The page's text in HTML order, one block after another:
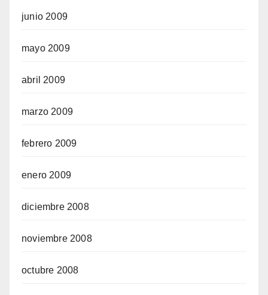
junio 2009
mayo 2009
abril 2009
marzo 2009
febrero 2009
enero 2009
diciembre 2008
noviembre 2008
octubre 2008